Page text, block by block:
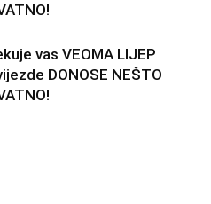
vas VEOMA LIJEP
DONOSE NEŠTO